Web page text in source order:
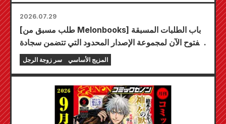
2026.07.29
[طلب مسبق من Melonbooks] باب الطلبات المسبقة
مفتوح الآن لمجموعة الإصدار المحدود التي تتضمن سجادة
لعب مميزة تحمل رسمًا رائعًا لشخصية فويوكي توجو
بريشة الفنان كودو! من المقرر إصدار المجلد السادس من
سر زوجة الرجل المزيج الأساسي